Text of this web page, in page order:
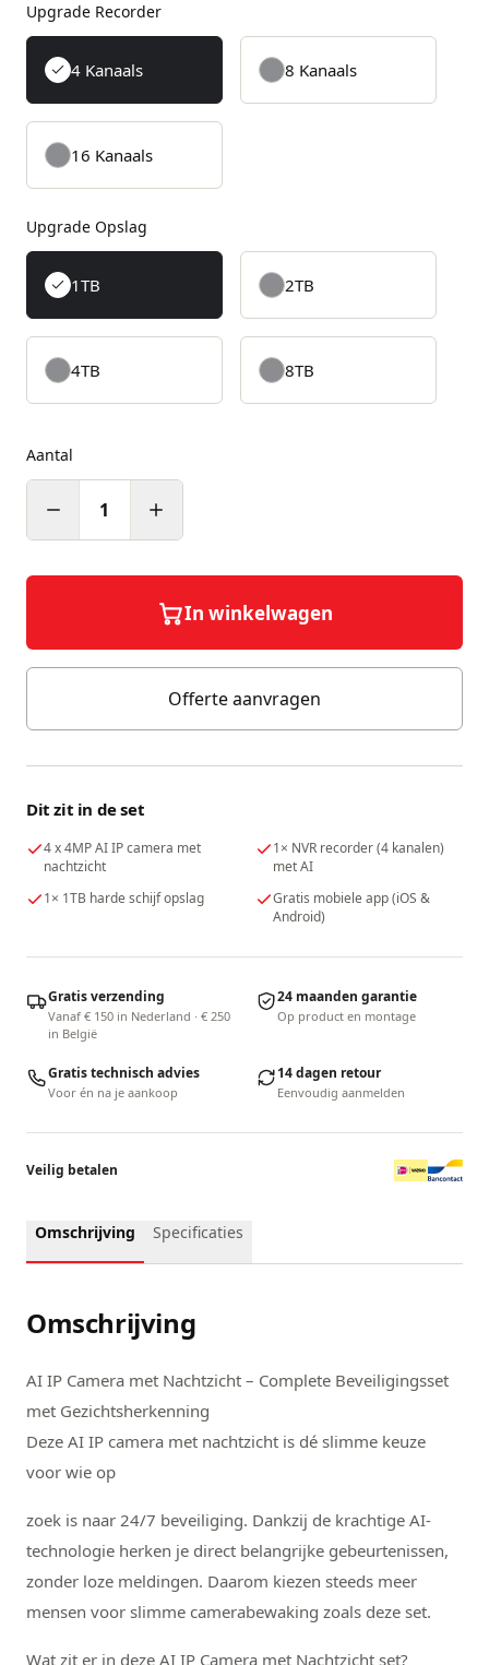
Upgrade Recorder
4 Kanaals 8 Kanaals
16 Kanaals
Upgrade Opslag
1TB 2TB
4TB 8TB
Aantal
1
In winkelwagen
Offerte aanvragen
Dit zit in de set
4 x 4MP AI IP camera met
nachtzicht
1× NVR recorder (4 kanalen)
met AI
1× 1TB harde schijf opslag
Gratis mobiele app (iOS &
Android)
Gratis verzending
Vanaf € 150 in Nederland · € 250
in België
24 maanden garantie
Op product en montage
Gratis technisch advies
Voor én na je aankoop
14 dagen retour
Eenvoudig aanmelden
Veilig betalen
Omschrijving Specificaties
Omschrijving
AI IP Camera met Nachtzicht – Complete Beveiligingsset
met Gezichtsherkenning
Deze AI IP camera met nachtzicht is dé slimme keuze
voor wie op
zoek is naar 24/7 beveiliging. Dankzij de krachtige AI-
technologie herken je direct belangrijke gebeurtenissen,
zonder loze meldingen. Daarom kiezen steeds meer
mensen voor slimme camerabewaking zoals deze set.
Wat zit er in deze AI IP Camera met Nachtzicht set?